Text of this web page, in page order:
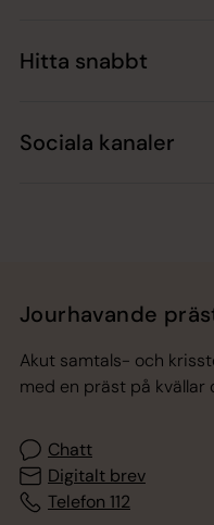
Hitta snabbt
Sociala kanaler
Jourhavande
Akut samtals- och
med en präst på kvällar
Chatt
Digitalt brev
Telefon 112